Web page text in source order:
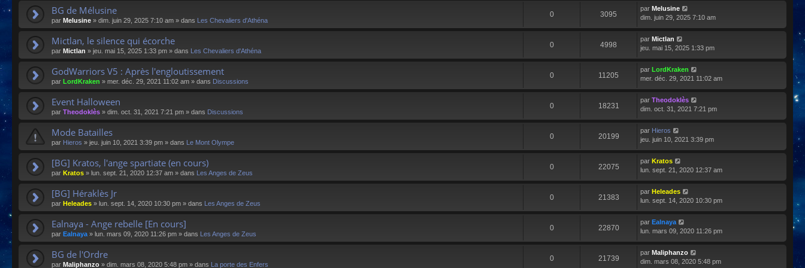
BG de Mélusine
par Melusine » dim. juin 29, 2025 7:10 am » dans Les Chevaliers d'Athéna
0 3095
par Melusine
dim. juin 29, 2025 7:10 am
Mictlan, le silence qui écorche
par Mictlan » jeu. mai 15, 2025 1:33 pm » dans Les Chevaliers d'Athéna
0 4998
par Mictlan
jeu. mai 15, 2025 1:33 pm
GodWarriors V5 : Après l'engloutissement
par LordKraken » mer. déc. 29, 2021 11:02 am » dans Discussions
0 11205
par LordKraken
mer. déc. 29, 2021 11:02 am
Event Halloween
par Theodoklès » dim. oct. 31, 2021 7:21 pm » dans Discussions
0 18231
par Theodoklès
dim. oct. 31, 2021 7:21 pm
Mode Batailles
par Hieros » jeu. juin 10, 2021 3:39 pm » dans Le Mont Olympe
0 20199
par Hieros
jeu. juin 10, 2021 3:39 pm
[BG] Kratos, l'ange spartiate (en cours)
par Kratos » lun. sept. 21, 2020 12:37 am » dans Les Anges de Zeus
0 22075
par Kratos
lun. sept. 21, 2020 12:37 am
[BG] Héraklès Jr
par Heleades » lun. sept. 14, 2020 10:30 pm » dans Les Anges de Zeus
0 21383
par Heleades
lun. sept. 14, 2020 10:30 pm
Ealnaya - Ange rebelle [En cours]
par Ealnaya» lun. mars 09, 2020 11:26 pm » dans Les Anges de Zeus
0 22870
par Ealnaya
lun. mars 09, 2020 11:26 pm
BG de l'Ordre
par Maliphanzo » dim. mars 08, 2020 5:48 pm » dans La porte des Enfers
0 21739
par Maliphanzo
dim. mars 08, 2020 5:48 pm